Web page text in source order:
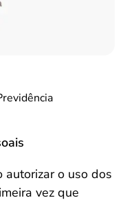
autorizar o uso dos
vez que